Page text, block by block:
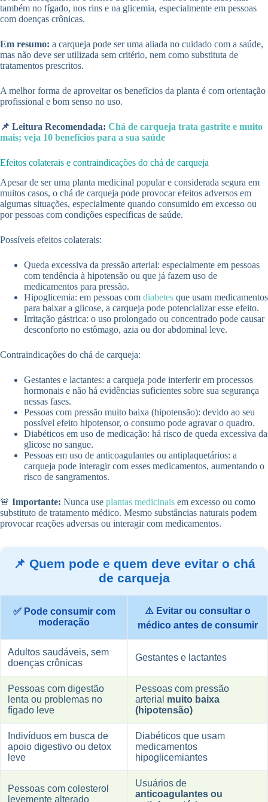
também no fígado, nos rins e na glicemia, especialmente em pessoas
com doenças crônicas.
Em resumo: a carqueja pode ser uma aliada no cuidado com a saúde,
mas não deve ser utilizada sem critério, nem como substituta de
tratamentos prescritos.
A melhor forma de aproveitar os benefícios da planta é com orientação
profissional e bom senso no uso.
📌 Leitura Recomendada: Chá de carqueja trata gastrite e muito
mais; veja 10 benefícios para a sua saúde
Efeitos colaterais e contraindicações do chá de carqueja
Apesar de ser uma planta medicinal popular e considerada segura em
muitos casos, o chá de carqueja pode provocar efeitos adversos em
algumas situações, especialmente quando consumido em excesso ou
por pessoas com condições específicas de saúde.
Possíveis efeitos colaterais:
Queda excessiva da pressão arterial: especialmente em pessoas
com tendência à hipotensão ou que já fazem uso de
medicamentos para pressão.
Hipoglicemia: em pessoas com diabetes que usam medicamentos
para baixar a glicose, a carqueja pode potencializar esse efeito.
Irritação gástrica: o uso prolongado ou concentrado pode causar
desconforto no estômago, azia ou dor abdominal leve.
Contraindicações do chá de carqueja:
Gestantes e lactantes: a carqueja pode interferir em processos
hormonais e não há evidências suficientes sobre sua segurança
nessas fases.
Pessoas com pressão muito baixa (hipotensão): devido ao seu
possível efeito hipotensor, o consumo pode agravar o quadro.
Diabéticos em uso de medicação: há risco de queda excessiva da
glicose no sangue.
Pessoas em uso de anticoagulantes ou antiplaquetários: a
carqueja pode interagir com esses medicamentos, aumentando o
risco de sangramentos.
🚨 Importante: Nunca use plantas medicinais em excesso ou como
substituto de tratamento médico. Mesmo substâncias naturais podem
provocar reações adversas ou interagir com medicamentos.
📌 Quem pode e quem deve evitar o chá
de carqueja
✅ Pode consumir com
moderação
⚠️ Evitar ou consultar o
médico antes de consumir
Adultos saudáveis, sem
doenças crônicas
Gestantes e lactantes
Pessoas com digestão
lenta ou problemas no
fígado leve
Pessoas com pressão
arterial muito baixa
(hipotensão)
Indivíduos em busca de
apoio digestivo ou detox
leve
Diabéticos que usam
medicamentos
hipoglicemiantes
Pessoas com colesterol
levemente alterado
Usuários de
anticoagulantes ou